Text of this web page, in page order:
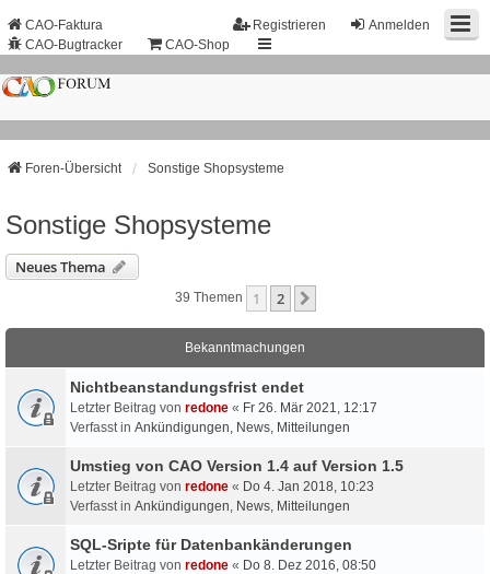
Anmelden
Registrieren
CAO-Faktura
CAO-Bugtracker
CAO-Shop
Foren-Übersicht Sonstige Shopsysteme
Sonstige Shopsysteme
Neues Thema
39 Themen 1 2
Bekanntmachungen
Nichtbeanstandungs­frist endet
Letzter Beitrag von redone « Fr 26. Mär 2021, 12:17
Verfasst in Ankündigungen, News, Mitteilungen
Umstieg von CAO Version 1.4 auf Version 1.5
Letzter Beitrag von redone « Do 4. Jan 2018, 10:23
Verfasst in Ankündigungen, News, Mitteilungen
SQL-Sripte für Datenbankänderungen
Letzter Beitrag von redone « Do 8. Dez 2016, 08:50